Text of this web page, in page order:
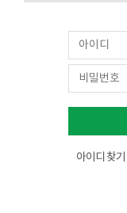
아이디 찾기